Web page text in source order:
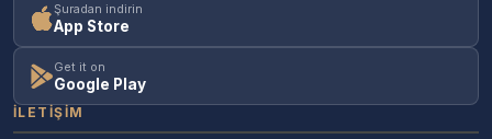
Şuradan indirin
App Store
Get it on
Google Play
İLETIŞIM